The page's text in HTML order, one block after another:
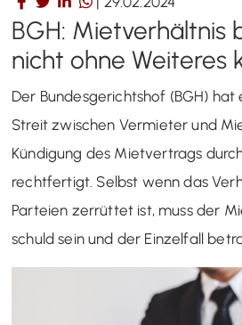
BGH: Mietverhältnis
nicht ohne Weiteres
Der Bundesgerichtshof (BGH) hat
Streit zwischen Vermieter und
Kündigung des Mietvertrags
rechtfertigt. Selbst wenn das
Parteien zerrüttet ist, muss der
schuld sein und der Einzelfall